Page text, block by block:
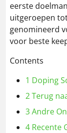
eerste
uitgeroepen
genomineerd
voor beste
Contents
1 Doping
2Terug
3Andre
4 Recente